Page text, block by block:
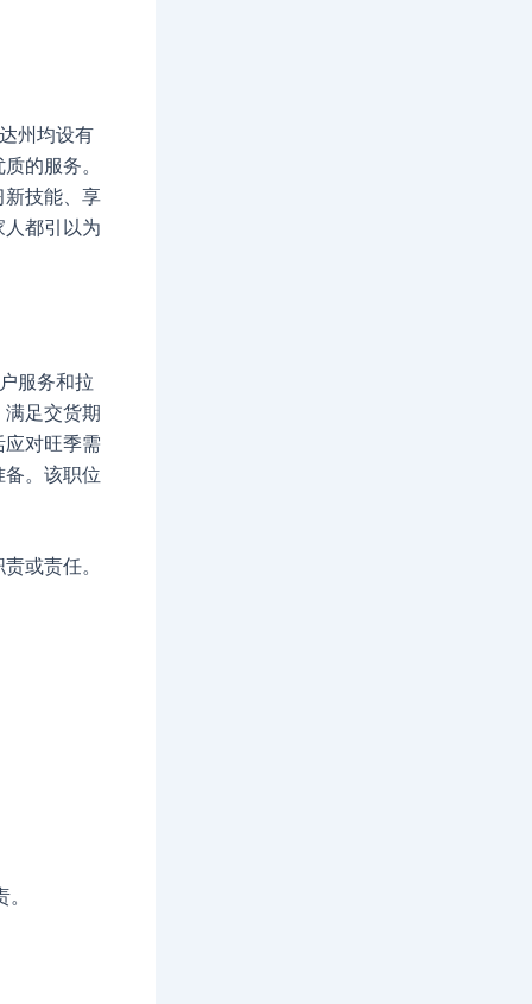
州均设有
的服务。
新技能、享
都引以为
服务和拉
足交货期
对旺季需
。该职位
或责任。